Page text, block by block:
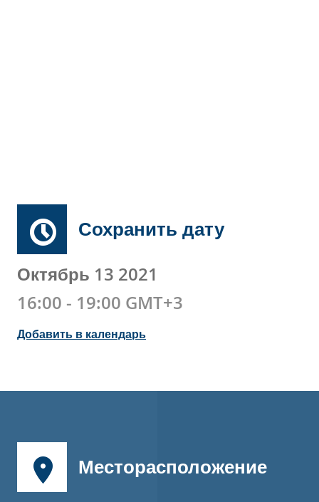
Сохранить дату
Октябрь 13 2021
16:00 - 19:00 GMT+3
Добавить в календарь
Месторасположение